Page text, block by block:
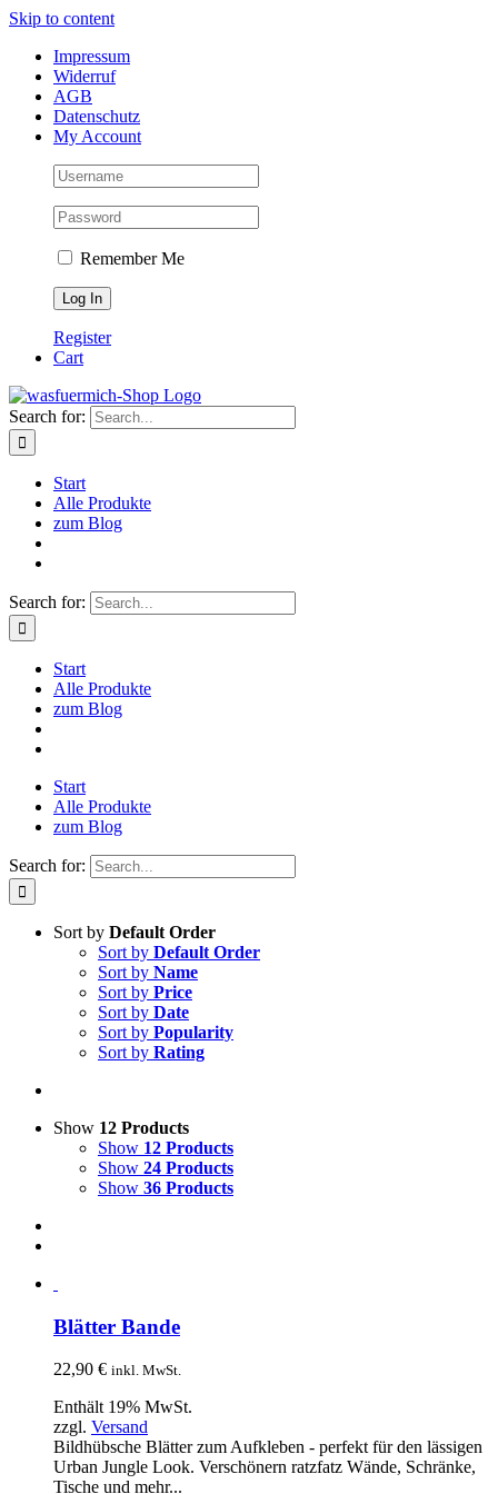
Skip to content
Impressum
Widerruf
AGB
Datenschutz
My Account
Remember Me
Register
Cart
Search for:
Start
Alle Produkte
zum Blog
Search for:
Start
Alle Produkte
zum Blog
Start
Alle Produkte
zum Blog
Search for:
Sort by Default Order
Sort by Default Order
Sort by Name
Sort by Price
Sort by Date
Sort by Popularity
Sort by Rating
Show 12 Products
Show 12 Products
Show 24 Products
Show 36 Products
Blätter Bande
22,90 € inkl. MwSt.
Enthält 19% MwSt.
zzgl. Versand
Bildhübsche Blätter zum Aufkleben - perfekt für den lässigen
Urban Jungle Look. Verschönern ratzfatz Wände, Schränke,
Tische und mehr...